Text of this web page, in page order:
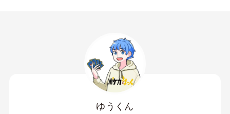
ゆうくん